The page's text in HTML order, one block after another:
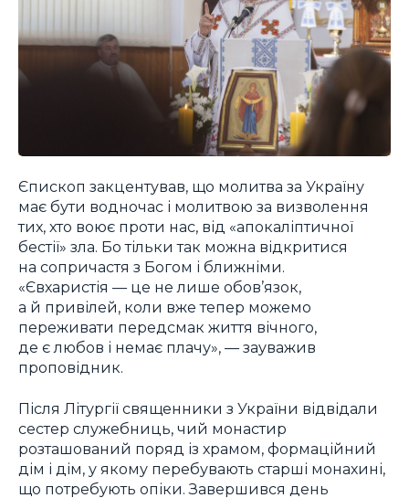
Єпископ закцентував, що молитва за Україну
має бути водночас і молитвою за визволення
тих, хто воює проти нас, від «апокаліптичної
бестії» зла. Бо тільки так можна відкритися
на сопричастя з Богом і ближніми.
«Євхаристія — це не лише обов’язок,
а й привілей, коли вже тепер можемо
переживати передсмак життя вічного,
де є любов і немає плачу», — зауважив
проповідник.
Після Літургії священники з України відвідали
сестер служебниць, чий монастир
розташований поряд із храмом, формаційний
дім і дім, у якому перебувають старші монахині,
що потребують опіки. Завершився день